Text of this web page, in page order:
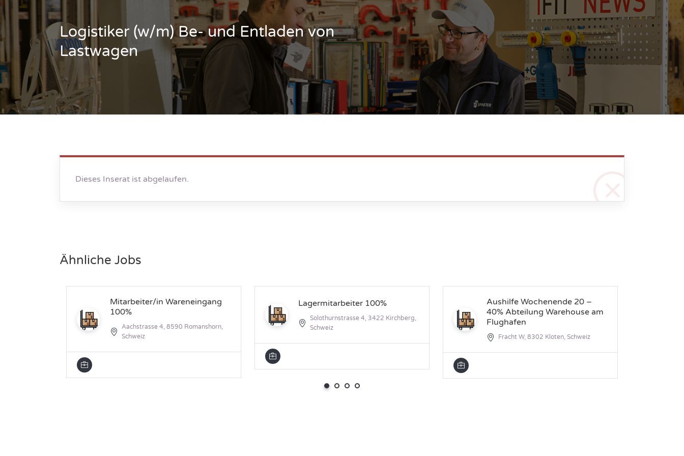
Logistiker (w/m) Be- und Entladen von
Lastwagen
Dieses Inserat ist abgelaufen.
Ähnliche Jobs
Mitarbeiter/in Wareneingang
100%
Aachstrasse 4, 8590 Romanshorn,
Schweiz
Lagermitarbeiter 100%
Solothurnstrasse 4, 3422 Kirchberg,
Schweiz
Aushilfe Wochenende 20 –
40% Abteilung Warehouse am
Flughafen
Fracht W, 8302 Kloten, Schweiz